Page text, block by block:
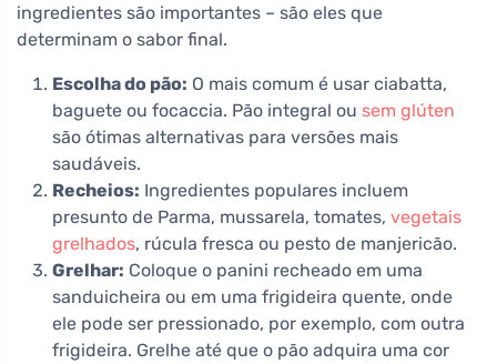
ingredientes são importantes – são eles que
determinam o sabor final.
Escolha do pão: O mais comum é usar ciabatta,
baguete ou focaccia. Pão integral ou sem glúten
são ótimas alternativas para versões mais
saudáveis.
Recheios: Ingredientes populares incluem
presunto de Parma, mussarela, tomates, vegetais
grelhados, rúcula fresca ou pesto de manjericão.
Grelhar: Coloque o panini recheado em uma
sanduicheira ou em uma frigideira quente, onde
ele pode ser pressionado, por exemplo, com outra
frigideira. Grelhe até que o pão adquira uma cor